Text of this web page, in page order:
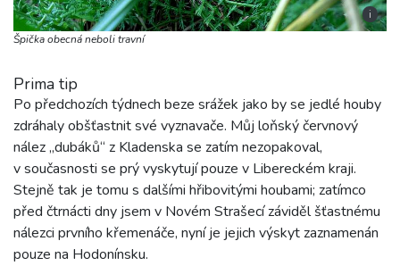
i
Špička obecná neboli travní
Prima tip
Po předchozích týdnech beze srážek jako by se jedlé houby
zdráhaly obšťastnit své vyznavače. Můj loňský červnový
nález „dubáků“ z Kladenska se zatím nezopakoval,
v současnosti se prý vyskytují pouze v Libereckém kraji.
Stejně tak je tomu s dalšími hřibovitými houbami; zatímco
před čtrnácti dny jsem v Novém Strašecí záviděl šťastnému
nálezci prvního křemenáče, nyní je jejich výskyt zaznamenán
pouze na Hodonínsku.